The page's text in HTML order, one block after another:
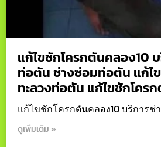
แก้ไขชักโครกตันคลอง10
ท่อตัน ช่างซ่อมท่อตัน แก้ไ
ทะลวงท่อตัน แก้ไขชักโคร
แก้ไขชักโครกตันคลอง10 บริการช่
ดูเพิ่มเติม »